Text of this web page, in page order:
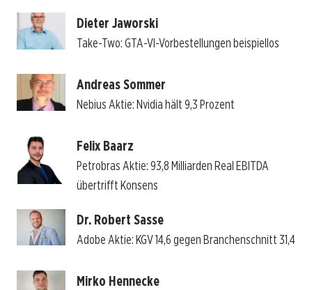
Dieter Jaworski
Take-Two: GTA-VI-Vorbestellungen beispiellos
Andreas Sommer
Nebius Aktie: Nvidia hält 9,3 Prozent
Felix Baarz
Petrobras Aktie: 93,8 Milliarden Real EBITDA
übertrifft Konsens
Dr. Robert Sasse
Adobe Aktie: KGV 14,6 gegen Branchenschnitt 31,4
Mirko Hennecke